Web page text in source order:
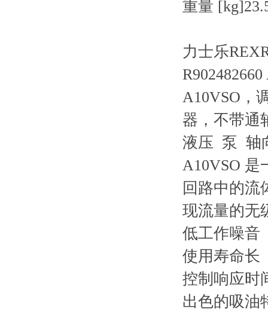
重量 [kg]
力士乐
A10VSO，
器，不带通
液压 泵 轴
A10VSO 是
回路中的流
现流量的无
低工作噪音
使用寿命长
控制响应时
出色的吸油